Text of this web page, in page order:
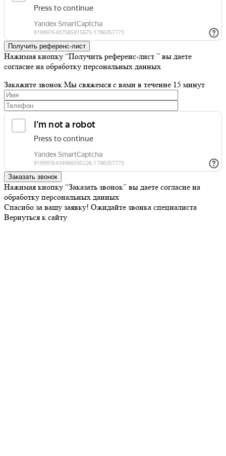
Получить референс-лист
Нажимая кнопку “Получить референс-лист ” вы даете
согласие на обработку персональных данных
Закажите звонок Мы свяжемся с вами в течение 15 минут
Заказать звонок
Нажимая кнопку “Заказать звонок” вы даете согласие на
обработку персональных данных
Спасибо за вашу заявку! Ожидайте звонка специалиста
Вернуться к сайту